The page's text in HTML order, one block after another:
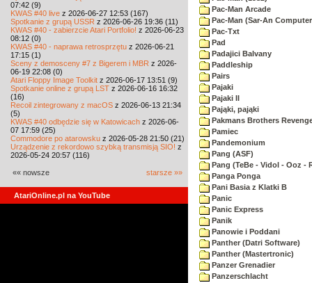
07:42 (9)
KWAS #40 live z 2026-06-27 12:53 (167)
Spotkanie z grupą USSR z 2026-06-26 19:36 (11)
KWAS #40 - zabierzcie Atari Portfolio! z 2026-06-23
08:12 (0)
KWAS #40 - naprawa retrosprzętu z 2026-06-21
17:15 (1)
Sceny z demosceny #7 z Bigerem i MBR z 2026-
06-19 22:08 (0)
Atari Floppy Image Toolkit z 2026-06-17 13:51 (9)
Spotkanie online z grupą LST z 2026-06-16 16:32
(16)
Recoil zintegrowany z macOS z 2026-06-13 21:34
(5)
KWAS #40 odbędzie się w Katowicach z 2026-06-
07 17:59 (25)
Commodore po atarowsku z 2026-05-28 21:50 (21)
Urządzenie z rekordowo szybką transmisją SIO! z
2026-05-24 20:57 (116)
«« nowsze starsze »»
AtariOnline.pl na YouTube
Pac-Man Arcade
Pac-Man (Sar-An
Pac-Txt
Pad
Padajici Balvany
Paddleship
Pairs
Pajaki
Pajaki II
Pająki, pająki
Pakmans Brothers
Pamiec
Pandemonium
Pang (ASF)
Pang (TeBe - Vidol - Ooz -
Panga Ponga
Pani Basia z Klatki B
Panic
Panic Express
Panik
Panowie i Poddani
Panther (Datri Software)
Panther (Mastertronic)
Panzer Grenadier
Panzerschlacht